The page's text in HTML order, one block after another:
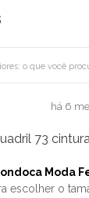
há 6
73
Moda
escolher o